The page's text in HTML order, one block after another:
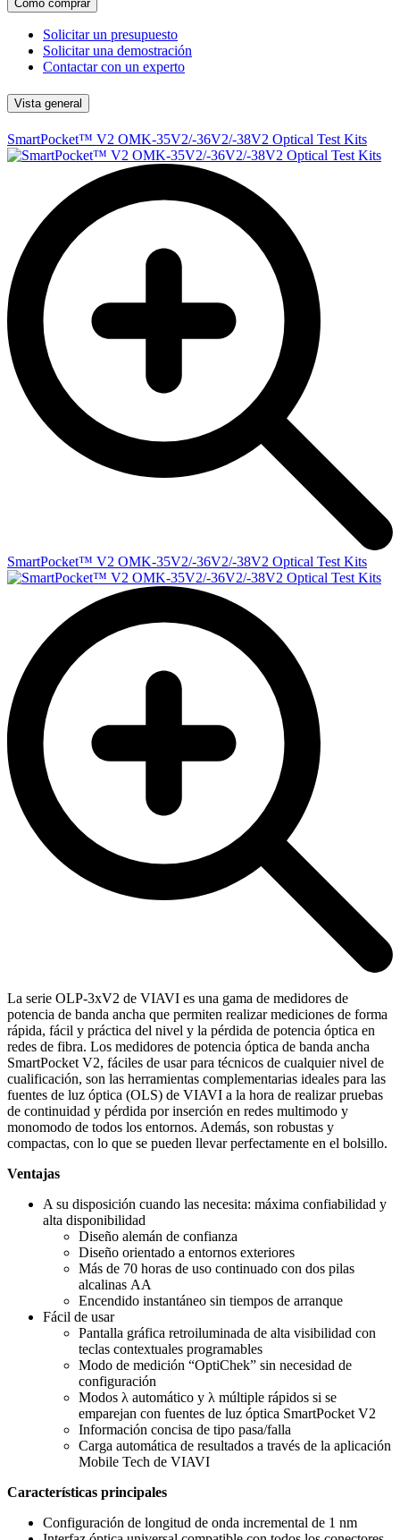
Cómo comprar
Solicitar un presupuesto
Solicitar una demostración
Contactar con un experto
Vista general
SmartPocket™ V2 OMK-35V2/-36V2/-38V2 Optical Test Kits
SmartPocket™ V2 OMK-35V2/-36V2/-38V2 Optical Test Kits
La serie OLP-3xV2 de VIAVI es una gama de medidores de
potencia de banda ancha que permiten realizar mediciones de forma
rápida, fácil y práctica del nivel y la pérdida de potencia óptica en
redes de fibra. Los medidores de potencia óptica de banda ancha
SmartPocket V2, fáciles de usar para técnicos de cualquier nivel de
cualificación, son las herramientas complementarias ideales para las
fuentes de luz óptica (OLS) de VIAVI a la hora de realizar pruebas
de continuidad y pérdida por inserción en redes multimodo y
monomodo de todos los entornos. Además, son robustas y
compactas, con lo que se pueden llevar perfectamente en el bolsillo.
Ventajas
A su disposición cuando las necesita: máxima confiabilidad y
alta disponibilidad
Diseño alemán de confianza
Diseño orientado a entornos exteriores
Más de 70 horas de uso continuado con dos pilas
alcalinas AA
Encendido instantáneo sin tiempos de arranque
Fácil de usar
Pantalla gráfica retroiluminada de alta visibilidad con
teclas contextuales programables
Modo de medición “OptiChek” sin necesidad de
configuración
Modos λ automático y λ múltiple rápidos si se
emparejan con fuentes de luz óptica SmartPocket V2
Información concisa de tipo pasa/falla
Carga automática de resultados a través de la aplicación
Mobile Tech de VIAVI
Características principales
Configuración de longitud de onda incremental de 1 nm